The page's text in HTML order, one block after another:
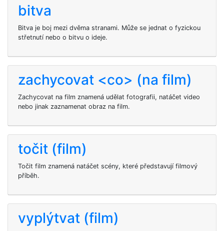
bitva
Bitva je boj mezi dvěma stranami. Může se jednat o fyzickou
střetnutí nebo o bitvu o ideje.
zachycovat <co> (na film)
Zachycovat na film znamená udělat fotografii, natáčet video
nebo jinak zaznamenat obraz na film.
točit (film)
Točit film znamená natáčet scény, které představují filmový
příběh.
vyplýtvat (film)